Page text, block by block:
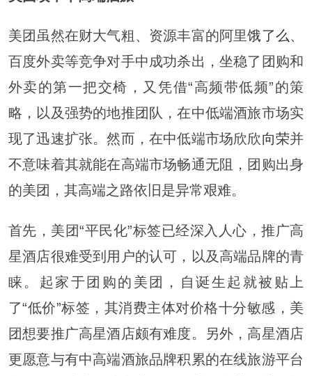
美团虽然在财大气粗、资源丰富的阿里饿了么、
百度外卖等竞争对手中成功杀出，坐稳了团购和
外卖的第一把交椅，又凭借“高频带低频”的策
略，以及强势的地推团队，在中低端酒旅市场实
现了迅速扩张。然而，在中低端市场欣欣向荣并
不意味着其就能在高端市场畅通无阻，团购出身
的美团，其高端之路依旧是异常艰难。
首先，美团“平民化”标签已经深入人心，推广高
星酒店很难受到用户的认可，以及高端品牌的青
睐。起家于团购的美团，自诞生起就被贴上
了“低价”标签，其消费主体对价格十分敏感，美
团想要推广高星酒店颇有难度。另外，高星酒店
更愿意与有中高端酒旅品牌积累的在线旅游平台